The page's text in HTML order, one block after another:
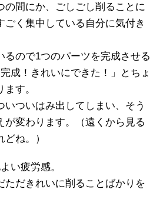
の間にか、ごしごし削ることに
ごく集中している自分に気付き
るので1つのパーツを完成させる
成！きれいにできた！」とちょ
す。
いついはみ出してしまい、そう
が変わります。（遠くから見る
ね。）
い疲労感。
ただきれいに削ることばかりを